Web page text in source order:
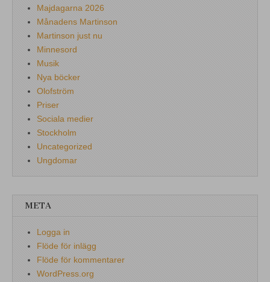
Majdagarna 2026
Månadens Martinson
Martinson just nu
Minnesord
Musik
Nya böcker
Olofström
Priser
Sociala medier
Stockholm
Uncategorized
Ungdomar
META
Logga in
Flöde för inlägg
Flöde för kommentarer
WordPress.org